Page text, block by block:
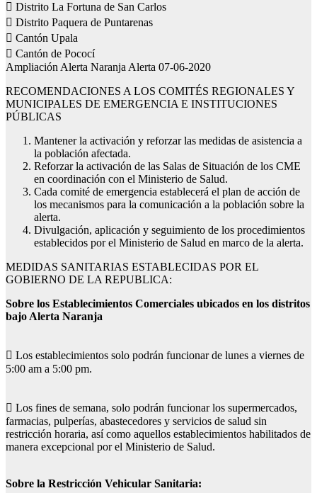
 Distrito La Fortuna de San Carlos
 Distrito Paquera de Puntarenas
 Cantón Upala
 Cantón de Pococí
Ampliación Alerta Naranja Alerta 07-06-2020
RECOMENDACIONES A LOS COMITÉS REGIONALES Y
MUNICIPALES DE EMERGENCIA E INSTITUCIONES
PÚBLICAS
Mantener la activación y reforzar las medidas de asistencia a
la población afectada.
Reforzar la activación de las Salas de Situación de los CME
en coordinación con el Ministerio de Salud.
Cada comité de emergencia establecerá el plan de acción de
los mecanismos para la comunicación a la población sobre la
alerta.
Divulgación, aplicación y seguimiento de los procedimientos
establecidos por el Ministerio de Salud en marco de la alerta.
MEDIDAS SANITARIAS ESTABLECIDAS POR EL
GOBIERNO DE LA REPUBLICA:
Sobre los Establecimientos Comerciales ubicados en los distritos
bajo Alerta Naranja
 Los establecimientos solo podrán funcionar de lunes a viernes de
5:00 am a 5:00 pm.
 Los fines de semana, solo podrán funcionar los supermercados,
farmacias, pulperías, abastecedores y servicios de salud sin
restricción horaria, así como aquellos establecimientos habilitados de
manera excepcional por el Ministerio de Salud.
Sobre la Restricción Vehicular Sanitaria: